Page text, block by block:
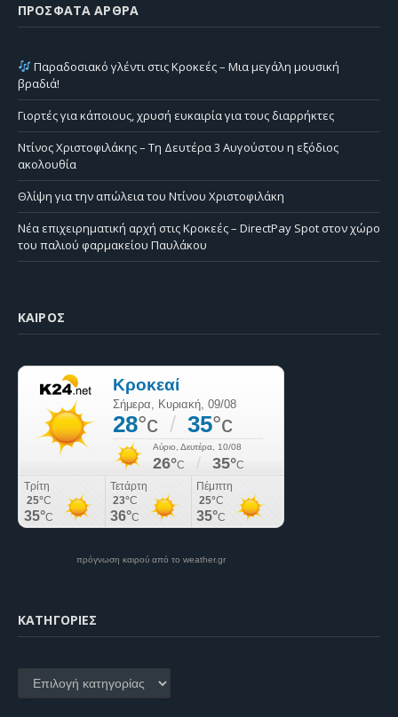
ΠΡΌΣΦΑΤΑ ΆΡΘΡΑ
Παραδοσιακό γλέντι στις Κροκεές – Μια μεγάλη μουσική
βραδιά!
Γιορτές για κάποιους, χρυσή ευκαιρία για τους διαρρήκτες
Ντίνος Χριστοφιλάκης – Τη Δευτέρα 3 Αυγούστου η εξόδιος
ακολουθία
Θλίψη για την απώλεια του Ντίνου Χριστοφιλάκη
Νέα επιχειρηματική αρχή στις Κροκεές – DirectPay Spot στον χώρο
του παλιού φαρμακείου Παυλάκου
ΚΑΙΡΌΣ
πρόγνωση καιρού από το weather.gr
KΑΤΗΓΟΡΊΕΣ
Kατηγορίες